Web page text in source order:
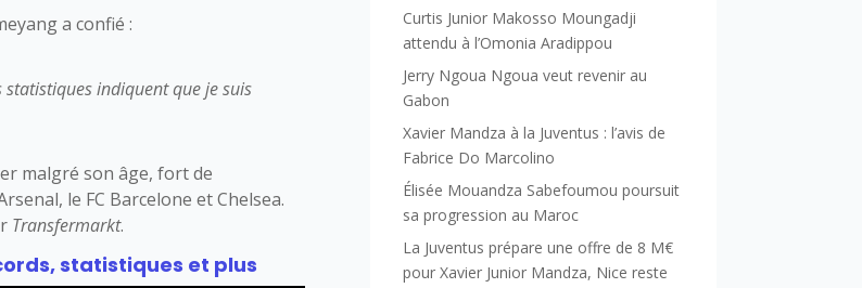
a confié :
statistiques indiquent que je suis
malgré son âge, fort de
le FC Barcelone et Chelsea.
Transfermarkt.
statistiques et plus
Curtis Junior Makosso Moungadji
attendu à l’Omonia Aradippou
Jerry Ngoua Ngoua veut revenir au
Gabon
Xavier Mandza à la Juventus : l’avis de
Fabrice Do Marcolino
Élisée Mouandza Sabefoumou poursuit
sa progression au Maroc
La Juventus prépare une offre de 8 M€
pour Xavier Junior Mandza, Nice reste